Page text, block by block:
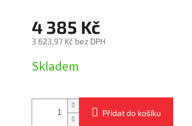
4 385 Kč
3 623,97 Kč bez DPH
cena:
Skladem
Přidat do košíku